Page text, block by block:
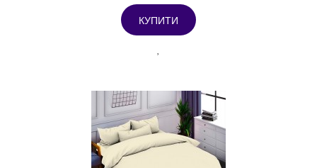
КУПИТИ